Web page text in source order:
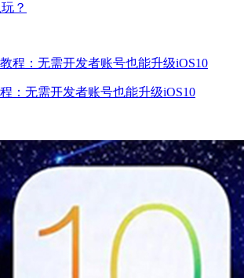
？
：无需开发者账号也能升级iOS10